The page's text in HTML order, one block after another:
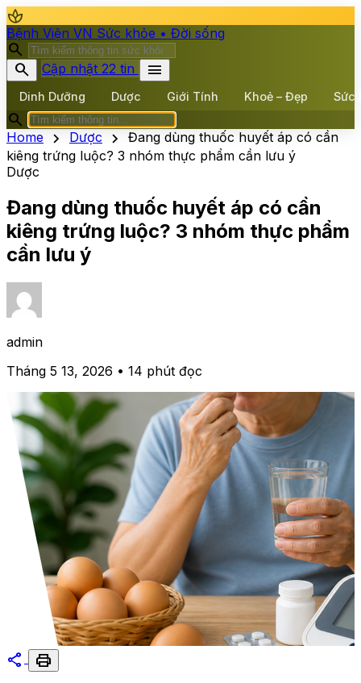
spa
Bệnh Viện VN Sức khỏe • Đời sống
search
search
Cập nhật 22 tin menu
Dinh Dưỡng Dược Giới Tính Khoẻ – Đẹp Sức
search
Home chevron_right Dược chevron_right
Đang dùng thuốc huyết áp có cần
kiêng trứng luộc? 3 nhóm thực phẩm cần lưu ý
Dược
Đang dùng thuốc huyết áp có cần
kiêng trứng luộc? 3 nhóm thực phẩm
cần lưu ý
admin
Tháng 5 13, 2026 • 14 phút đọc
share print